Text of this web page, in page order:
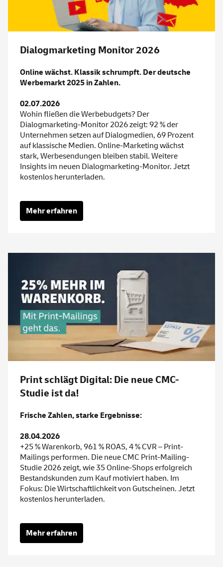
Dialogmarketing Monitor 2026
Online wächst. Klassik schrumpft. Der deutsche
Werbemarkt 2025 in Zahlen.
02.07.2026
Wohin fließen die Werbebudgets? Der
Dialogmarketing-Monitor 2026 zeigt: 92 % der
Unternehmen setzen auf Dialogmedien, 69 Prozent
auf klassische Medien. Online-Marketing wächst
stark, Werbesendungen bleiben stabil. Weitere
Insights im neuen Dialogmarketing-Monitor. Jetzt
kostenlos herunterladen.
Mehr erfahren
Print schlägt Digital: Die neue CMC-
Studie ist da!
Frische Zahlen, starke Ergebnisse:
28.04.2026
+25 % Warenkorb, 961 % ROAS, 4 % CVR – Print-
Mailings performen. Die neue CMC Print-Mailing-
Studie 2026 zeigt, wie 35 Online-Shops erfolgreich
Bestandskunden zum Kauf motiviert haben. Im
Fokus: Die Wirtschaftlichkeit von Gutscheinen. Jetzt
kostenlos herunterladen.
Mehr erfahren